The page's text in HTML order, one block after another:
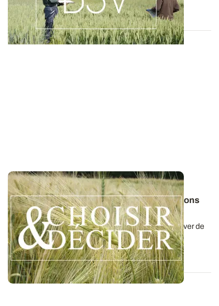
19 MAI 2026
NORMANDIE
Orge d'hiver : téléchargez nos préconisations
pour les semis 2026
Retrouvez nos préconisations 2026/2027 pour cultiver de
l'orge d'hiver en Normandie dans...
06 AOÛT 2026